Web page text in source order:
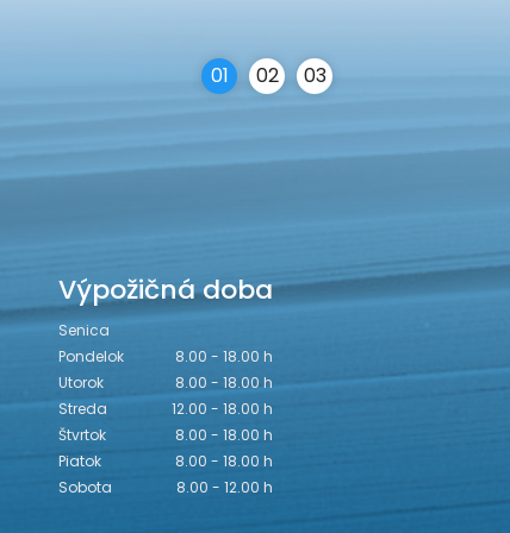
01 02 03
Výpožičná doba
Senica
Pondelok
8.00 - 18.00 h
Utorok
8.00 - 18.00 h
Streda
12.00 - 18.00 h
Štvrtok
8.00 - 18.00 h
Piatok
8.00 - 18.00 h
Sobota
8.00 - 12.00 h